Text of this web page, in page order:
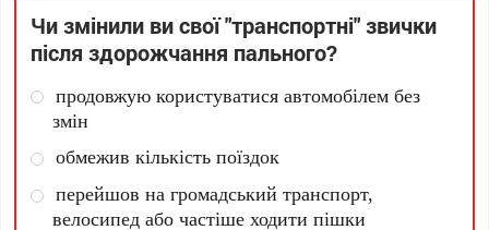
Чи змінили ви свої "транспортні" звички
після здорожчання пального?
продовжую користуватися автомобілем без
змін
обмежив кількість поїздок
перейшов на громадський транспорт,
велосипед або частіше ходити пішки